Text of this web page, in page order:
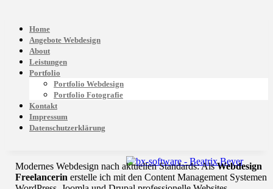
Home
Angebote Webdesign
About
Leistungen
Portfolio
Portfolio Webdesign
Portfolio Fotografie
Kontakt
Impressum
Datenschutzerklärung
Modernes Webdesign nach aktuellen Standards: AlsWebdesign
Freelancerin erstelle ich mit den Content Management Systemen